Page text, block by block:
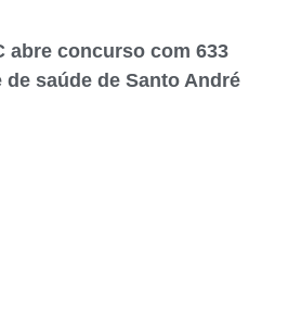
abre concurso com 633
de saúde de Santo André